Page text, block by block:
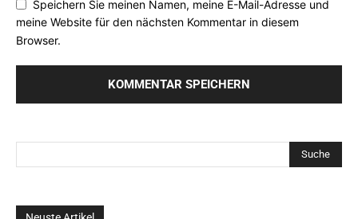
Speichern Sie meinen Namen, meine E-Mail-Adresse und
meine Website für den nächsten Kommentar in diesem
Browser.